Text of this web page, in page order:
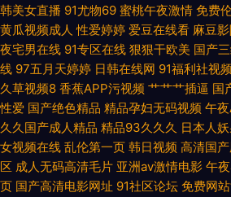
妇人妻AV 99热天天草 黑丝国产素人 欧美曰逼
超碰 韩国青草福利视频 欧洲人妻色 91高清视频
屄 综合色色丁香五月 超碰大青青97 精品成人
白丝后入91国产 免费久久黄色 性爱三级视频
91av 伊人综合久久网 波多野一本不卡 九九福利
韩美女直播 91尤物69 蜜桃午夜激情 免费
黄瓜视频成人 性爱婷婷 爱豆在线看 麻豆
夜宅男在线 91专区在线 狠狠干欧美 国产
线 97五月天婷婷 日韩在线网 91福利社视频
久草视频8 香蕉APP污视频 艹艹艹插逼 国
性爱 国产绝色精品 精品孕妇无码视频 午
久久国产成人精品 精品93久久久 日本人
女视频在线 乱伦第一页 韩日视频 高清国
区 成人无码高清毛片 亚洲av激情电影 午
页 国产高清电影网址 91社区论坛 免费网